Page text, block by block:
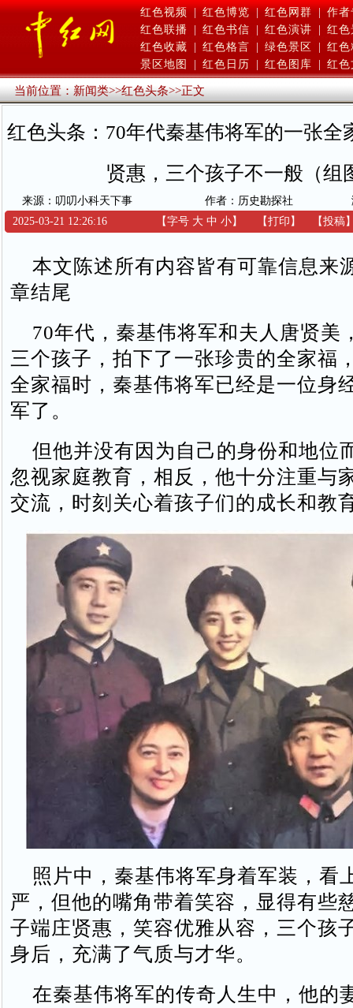
红色视频 | 红色博览 | 红色网群 | 作者
红色联播
红色书信 红色演讲
红色
红色收藏
红色格言 绿色景区
红色
景区地图
红色日历 红色图库 红色
当前位置：新闻类>>红色头条>>正文
红色头条：70年代秦基伟将军的一张全
贤惠，三个孩子不一般（组
来源：叨叨小科天下事 作者：历史勘探社
2025-03-21 12:26:16
【字号 大 中 小】 【打印 】 【投稿
本文陈述所有内容皆有可靠信息来
章结尾
70年代，秦基伟将军和夫人唐贤美
三个孩子，拍下了一张珍贵的全家福
全家福时，秦基伟将军已经是一位身
军了。
但他并没有因为自己的身份和地位
忽视家庭教育，相反，他十分注重与
交流，时刻关心着孩子们的成长和教
照片中，秦基伟将军身着军装，看
严，但他的嘴角带着笑容，显得有些
子端庄贤惠，笑容优雅从容，三个孩
身后，充满了气质与才华。
在秦基伟将军的传奇人生中，他的